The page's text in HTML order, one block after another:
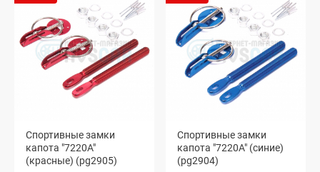
Спортивные замки
капота "7220A"
(красные) (pg2905)
Спортивные замки
капота "7220A" (синие)
(pg2904)